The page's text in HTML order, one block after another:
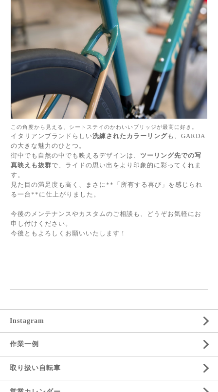
この角度から見える、シートステイのかわいいブリッジが最高に好き。
イタリアンブランドらしい洗練されたカラーリングも、GARDA
の大きな魅力のひとつ。
街中でも自然の中でも映えるデザインは、 ツーリング先での写
真映えも抜群で、ライドの思い出をより印象的に彩ってくれま
す。
見た目の満足度も高く、まさに**「所有する喜び」を感じられ
る一台**に仕上がりました。
今後のメンテナンスやカスタムのご相談も、どうぞお気軽にお
申し付けください。
今後ともよろしくお願いいたします！
Instagram
作業一例
取り扱い自転車